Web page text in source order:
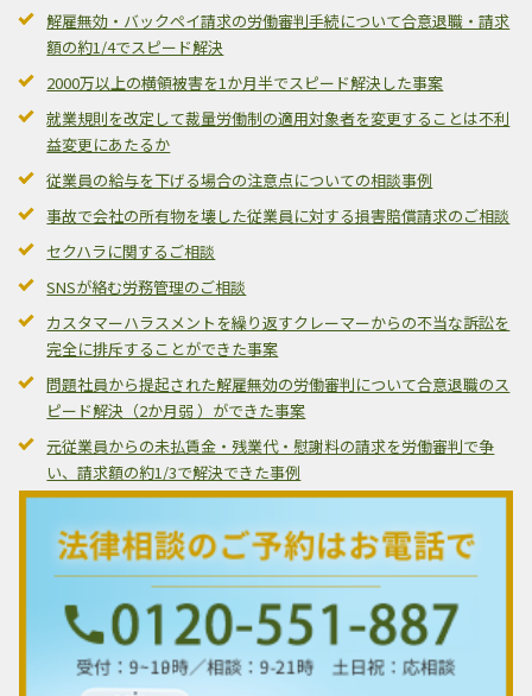
解雇無効・バックペイ請求の労働審判手続について合意退職・請求
額の約1/4でスピード解決
2000万以上の横領被害を1か月半でスピード解決した事案
就業規則を改定して裁量労働制の適用対象者を変更することは不利
益変更にあたるか
従業員の給与を下げる場合の注意点についての相談事例
事故で会社の所有物を壊した従業員に対する損害賠償請求のご相談
セクハラに関するご相談
SNSが絡む労務管理のご相談
カスタマーハラスメントを繰り返すクレーマーからの不当な訴訟を
完全に排斥することができた事案
問題社員から提起された解雇無効の労働審判について合意退職のス
ピード解決（2か月弱 ）ができた事案
元従業員からの未払賃金・残業代・慰謝料の請求を労働審判で争
い、請求額の約1/3で解決できた事例